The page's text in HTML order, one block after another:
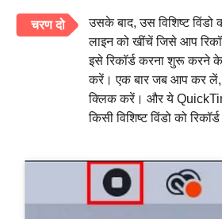
चरण दो
उसके बाद, उस विशिष्ट विंडो
लाइन को खींचें जिसे आप
इसे रिकॉर्ड करना शुरू करने के
करें। एक बार जब आप कर लें,
क्लिक करें। और ये
किसी विशिष्ट विंडो को